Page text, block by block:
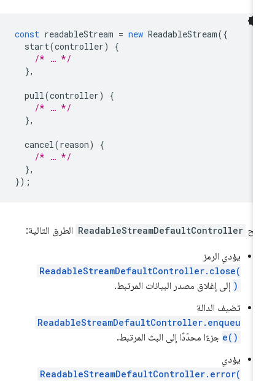
const readableStream = new ReadableStream
start(controller
/* … */
pull(controller
/* … */
cancel(reason
/* … */
ReadableStreamDefaultController الطرق التالية:
يؤدي الرمز
ReadableStreamDefaultController.close(
إلى إغلاق مصدر البيانات المرتبط.
تضيف الدالة
ReadableStreamDefaultController.enqueu
جزءًا محدّدًا إلى البث المرتبط.
يؤدي
ReadableStreamDefaultController.error(